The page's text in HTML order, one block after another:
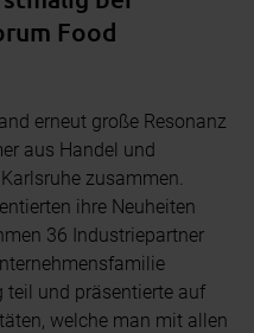
Food
erneut große Resonanz
aus Handel und
zusammen.
ihre Neuheiten
36 Industriepartner
und präsentierte auf
welche man mit allen